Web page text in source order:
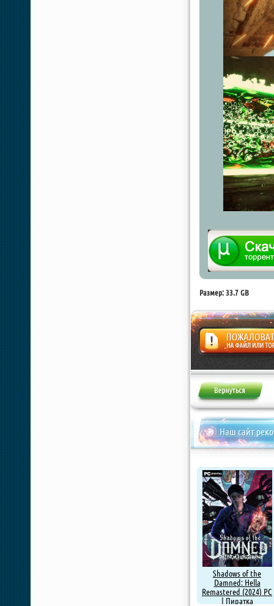
Размер: 33.7 GB
Жалоба
Наш сайт
Shadows of the
Damned: Hella
Remastered (2024) PC
| Пиратка